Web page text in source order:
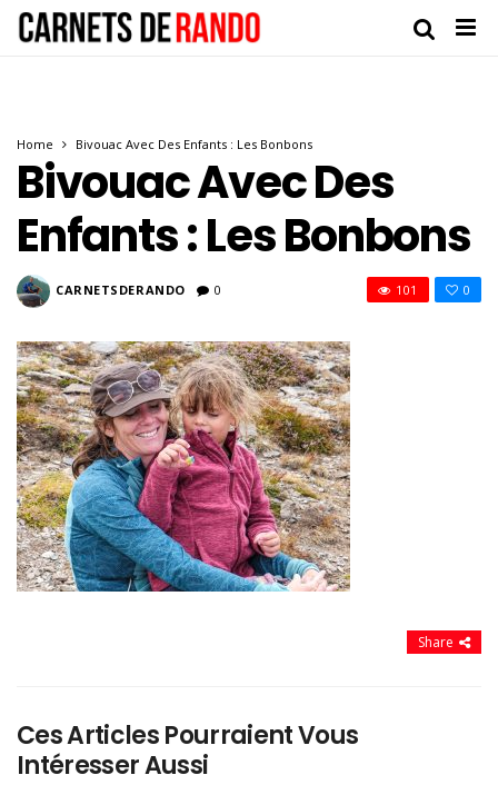
Home Bivouac Avec Des Enfants : Les Bonbons
Bivouac Avec Des
Enfants : Les Bonbons
CARNETSDERANDO 0 0
101
Share
Ces Articles Pourraient Vous
Intéresser Aussi